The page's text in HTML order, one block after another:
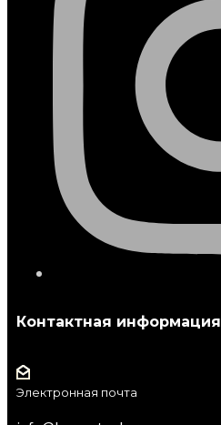
Контактная информация
Электронная почта